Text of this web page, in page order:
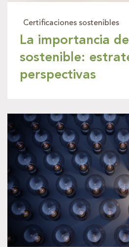
Certificaciones sostenibles
La importancia
sostenible:
perspectivas